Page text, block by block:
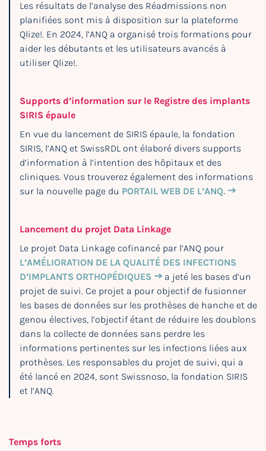
Les résultats de l’analyse des Réadmissions non
planifiées sont mis à disposition sur la plateforme
Qlize!. En 2024, l’ANQ a organisé trois formations pour
aider les débutants et les utilisateurs avancés à
utiliser Qlize!.
Supports d’information sur le Registre des implants
SIRIS épaule
En vue du lancement de SIRIS épaule, la fondation
SIRIS, l’ANQ et SwissRDL ont élaboré divers supports
d’information à l’intention des hôpitaux et des
cliniques. Vous trouverez également des informations
sur la nouvelle page du PORTAIL WEB DE L’ANQ.
Lancement du projet Data Linkage
Le projet Data Linkage cofinancé par l’ANQ pour
L’AMÉLIORATION DE LA QUALITÉ DES INFECTIONS
D’IMPLANTS ORTHOPÉDIQUES
a jeté les bases d’un
projet de suivi. Ce projet a pour objectif de fusionner
les bases de données sur les prothèses de hanche et de
genou électives, l’objectif étant de réduire les doublons
dans la collecte de données sans perdre les
informations pertinentes sur les infections liées aux
prothèses. Les responsables du projet de suivi, qui a
été lancé en 2024, sont Swissnoso, la fondation SIRIS
et l’ANQ.
Temps forts